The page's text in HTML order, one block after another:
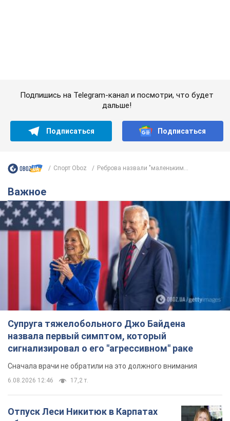
назвала первый симптом, который
сигнализировал о его "агрессивном" раке
Сначала врачи не обратили на это должного внимания
17,2 т.
Отпуск Леси Никитюк в Карпатах
обернулся скандалом: почему
ведущую несправедливо захейтили
Знаменитость вышла на прямую
коммуникацию в сети и расставила все точки
над "i"
"Динамо" с победы стартовало в
квалификации Лиги конференций.
Видео
Матч прошел в Люблине